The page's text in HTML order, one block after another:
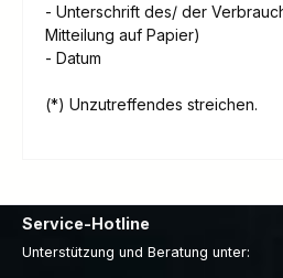
- Unterschrift des/ der
Mitteilung auf Papier)
- Datum
(*) Unzutreffendes streichen.
Service-Hotline
Unterstützung und Beratung unter: